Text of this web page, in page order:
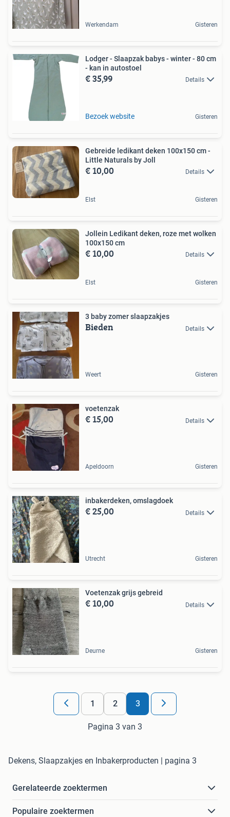
Werkendam Gisteren
Lodger - Slaapzak babys - winter - 80 cm
- kan in autostoel
€ 35,99 Details
Bezoek website Gisteren
Gebreide ledikant deken 100x150 cm -
Little Naturals by Joll
€ 10,00 Details
Elst Gisteren
Jollein Ledikant deken, roze met wolken
100x150 cm
€ 10,00 Details
Elst Gisteren
3 baby zomer slaapzakjes
Bieden Details
Weert Gisteren
voetenzak
€ 15,00 Details
Apeldoorn Gisteren
inbakerdeken, omslagdoek
€ 25,00 Details
Utrecht Gisteren
Voetenzak grijs gebreid
€ 10,00 Details
Deurne Gisteren
1 2 3
Pagina 3 van 3
Dekens, Slaapzakjes en Inbakerproducten | pagina 3
Gerelateerde zoektermen
Populaire zoektermen